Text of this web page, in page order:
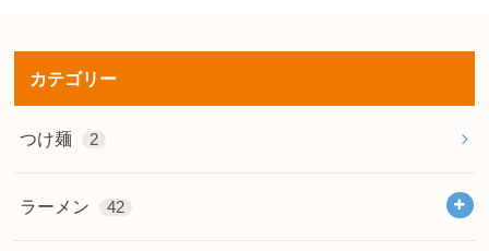
カテゴリー
つけ麺 2
ラーメン 42